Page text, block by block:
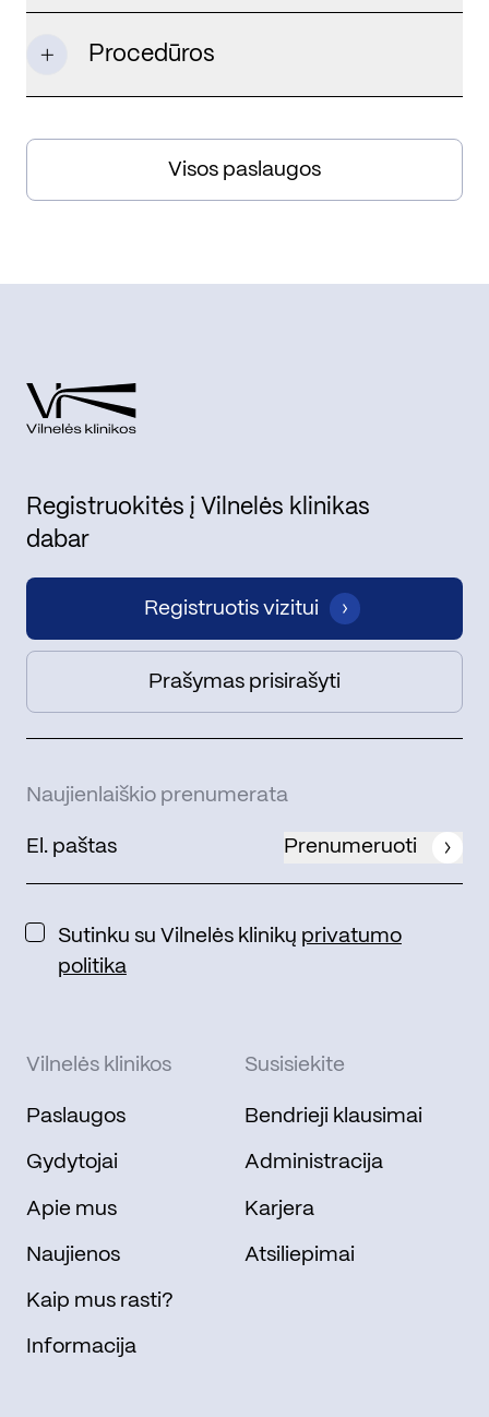
Procedūros
Visos paslaugos
Registruokitės į Vilnelės klinikas
dabar
Registruotis vizitui
Prašymas prisirašyti
Naujienlaiškio prenumerata
Prenumeruoti
Sutinku su Vilnelės klinikų privatumo
politika
Vilnelės klinikos
Paslaugos
Gydytojai
Apie mus
Naujienos
Kaip mus rasti?
Informacija
Susisiekite
Bendrieji klausimai
Administracija
Karjera
Atsiliepimai